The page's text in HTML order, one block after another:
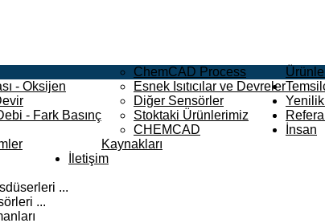
- Oksijen
- Fark Basınç
ChemCAD Process
Esnek Isıtıcılar ve Devreler
Diğer Sensörler
Stoktaki Ürünlerimiz
CHEMCAD
...
...
İnsan
Kaynakları
İletişim